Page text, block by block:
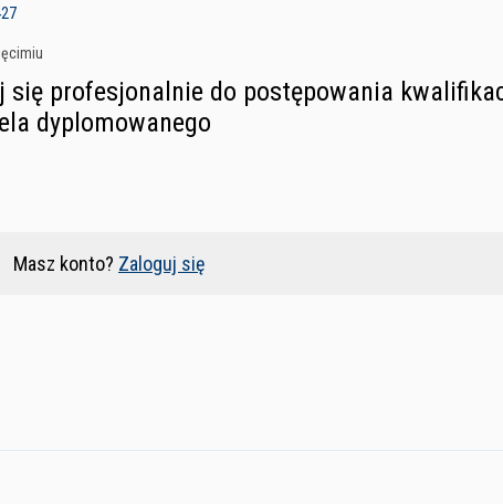
się profesjonalnie do postępowania
dyplomowanego
Masz konto? Zaloguj się